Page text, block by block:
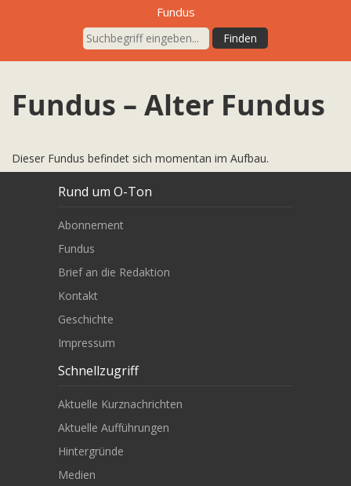
Fundus
Fundus – Alter Fundus
Dieser Fundus befindet sich momentan im Aufbau.
Rund um O-Ton
Abonnement
Fundus
Brief an die Redaktion
Kontakt
Geschichte
Impressum
Schnellzugriff
Aktuelle Kurznachrichten
Aktuelle Aufführungen
Hintergründe
Medien